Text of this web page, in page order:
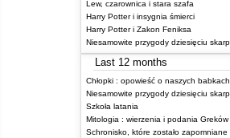
Lew, czarownica i stara szafa
Harry Potter i insygnia śmierci
Harry Potter i Zakon Feniksa
Last 12 months
Chłopki : opowieść o naszych babkach
Szkoła latania
Schronisko, które zostało zapomniane